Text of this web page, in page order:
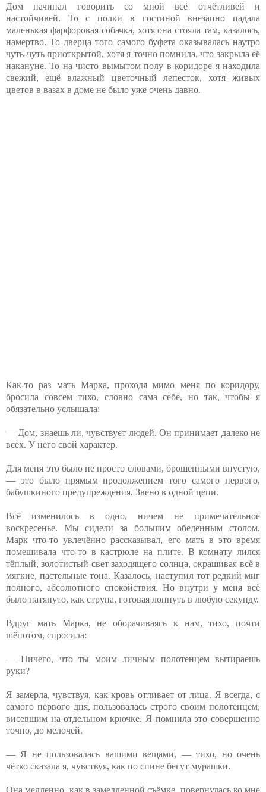
Дом начинал говорить со мной всё отчётливей и
настойчивей. То с полки в гостиной внезапно падала
маленькая фарфоровая собачка, хотя она стояла там, казалось,
намертво. То дверца того самого буфета оказывалась наутро
чуть-чуть приоткрытой, хотя я точно помнила, что закрыла её
накануне. То на чисто вымытом полу в коридоре я находила
свежий, ещё влажный цветочный лепесток, хотя живых
цветов в вазах в доме не было уже очень давно.
Как-то раз мать Марка, проходя мимо меня по коридору,
бросила совсем тихо, словно сама себе, но так, чтобы я
обязательно услышала:
— Дом, знаешь ли, чувствует людей. Он принимает далеко не
всех. У него свой характер.
Для меня это было не просто словами, брошенными впустую,
— это было прямым продолжением того самого первого,
бабушкиного предупреждения. Звено в одной цепи.
Всё изменилось в одно, ничем не примечательное
воскресенье. Мы сидели за большим обеденным столом.
Марк что-то увлечённо рассказывал, его мать в это время
помешивала что-то в кастрюле на плите. В комнату лился
тёплый, золотистый свет заходящего солнца, окрашивая всё в
мягкие, пастельные тона. Казалось, наступил тот редкий миг
полного, абсолютного спокойствия. Но внутри у меня всё
было натянуто, как струна, готовая лопнуть в любую секунду.
Вдруг мать Марка, не оборачиваясь к нам, тихо, почти
шёпотом, спросила:
— Ничего, что ты моим личным полотенцем вытираешь
руки?
Я замерла, чувствуя, как кровь отливает от лица. Я всегда, с
самого первого дня, пользовалась строго своим полотенцем,
висевшим на отдельном крючке. Я помнила это совершенно
точно, до мелочей.
— Я не пользовалась вашими вещами, — тихо, но очень
чётко сказала я, чувствуя, как по спине бегут мурашки.
Она медленно, как в замедленной съёмке, повернулась ко мне